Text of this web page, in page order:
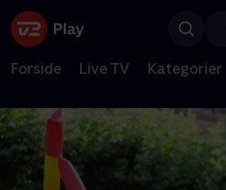
Forside Live TV Kategorier